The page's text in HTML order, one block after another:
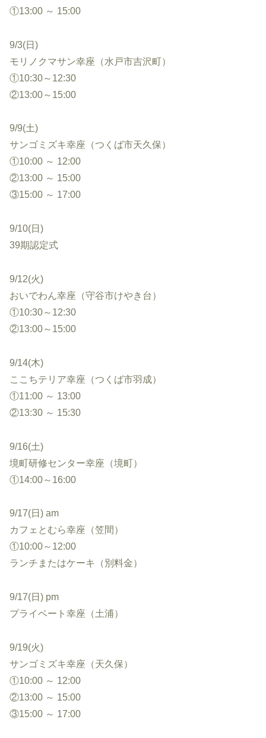
①13:00 ～ 15:00
9/3(日)
モリノクマサン幸座（水戸市吉沢町）
①10:30～12:30
②13:00～15:00
9/9(土)
サンゴミズキ幸座（つくば市天久保）
①10:00 ～ 12:00
②13:00 ～ 15:00
③15:00 ～ 17:00
9/10(日)
39期認定式
9/12(火)
おいでわん幸座（守谷市けやき台）
①10:30～12:30
②13:00～15:00
9/14(木)
ここちテリア幸座（つくば市羽成）
①11:00 ～ 13:00
②13:30 ～ 15:30
9/16(土)
境町研修センター幸座（境町）
①14:00～16:00
9/17(日) am
カフェとむら幸座（笠間）
①10:00～12:00
ランチまたはケーキ（別料金）
9/17(日) pm
プライベート幸座（土浦）
9/19(火)
サンゴミズキ幸座（天久保）
①10:00 ～ 12:00
②13:00 ～ 15:00
③15:00 ～ 17:00